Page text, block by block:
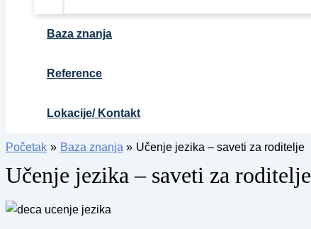
Baza znanja
Reference
Lokacije/ Kontakt
Početak Baza znanja Učenje jezika – saveti za roditelje
Učenje jezika – saveti za roditelje